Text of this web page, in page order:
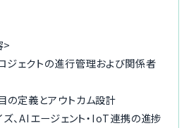
録 ログイン
>
ジェクトの進行管理および関係者
の定義とアウトカム設計
ズ、AIエージェント・IoT連携の進捗